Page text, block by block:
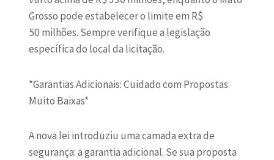
Grosso pode estabelecer o limite em R$
50 milhões. Sempre verifique a legislação
específica do local da licitação.
*Garantias Adicionais: Cuidado com Propostas
Muito Baixas*
A nova lei introduziu uma camada extra de
segurança: a garantia adicional. Se sua proposta